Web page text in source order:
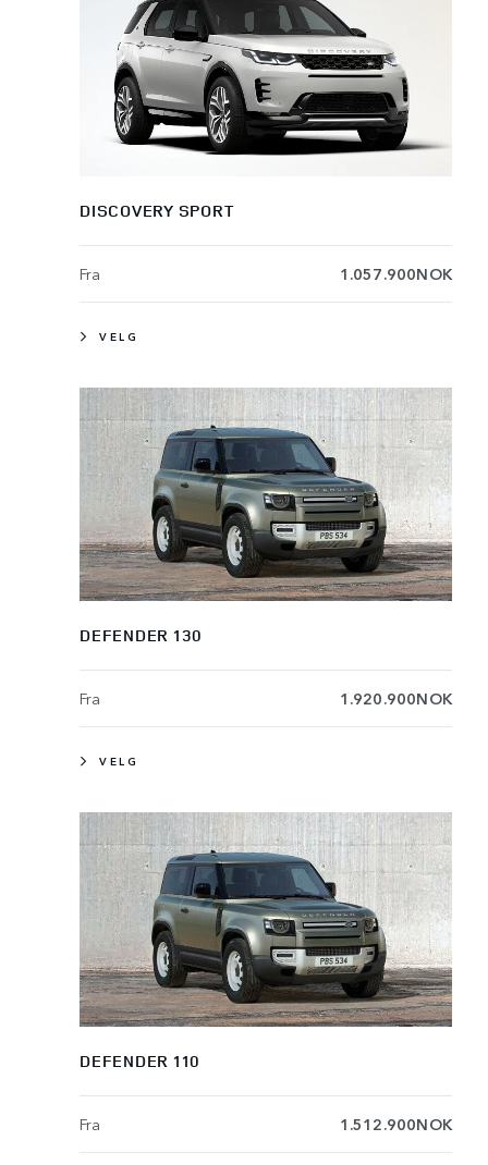
DISCOVERY SPORT
Fra 1.057.900NOK
VELG
DEFENDER 130
Fra 1.920.900NOK
VELG
DEFENDER 110
Fra 1.512.900NOK